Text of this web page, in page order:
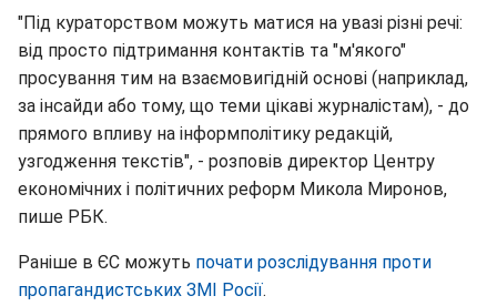
"Під кураторством можуть матися на увазі різні речі:
від просто підтримання контактів та "м'якого"
просування тим на взаємовигідній основі (наприклад,
за інсайди або тому, що теми цікаві журналістам), - до
прямого впливу на інформполітику редакцій,
узгодження текстів", - розповів директор Центру
економічних і політичних реформ Микола Миронов,
пише РБК.
Раніше в ЄС можуть почати розслідування проти
пропагандистських ЗМІ Росії.